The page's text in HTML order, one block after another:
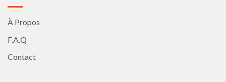
À Propos
F.A.Q
Contact